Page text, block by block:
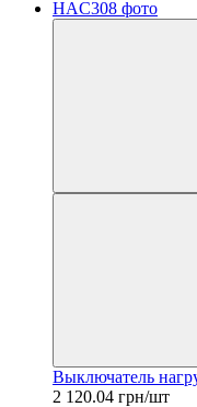
Выключатель
2 120.04 грн/шт